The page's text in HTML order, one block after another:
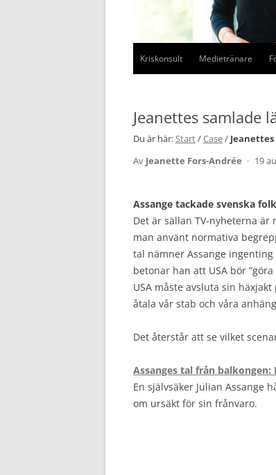
Kriskonsult Medietränare
Jeanettes samlade
Du är här:Start/Case/ Jeanettes
Av Jeanette Fors-Andrée · 19
Assange tackade svenska
Det är sällan TV-nyheterna
man använt normativa
tal nämner Assange
betonar han att USA bör ”göra
USA måste avsluta sin
åtala vår stab och våra
Det återstår att se vilket
Assanges tal från balkongen:
En självsäker Julian Assange
om ursäkt för sin frånvaro.